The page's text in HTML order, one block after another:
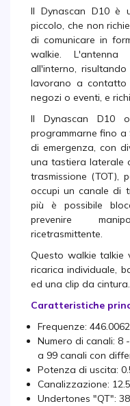
Il Dynascan D10 è
piccolo, che non
di comunicare in
walkie.
all'interno,
lavorano a contatto
negozi o eventi, e
Il Dynascan D10
programmarne fino a
di emergenza, con
una tastiera laterale
trasmissione (TOT),
occupi un canale di
più è possibile
prevenire
ricetrasmittente.
Questo walkie talkie
ricarica individuale,
ed una clip da cintura.
Caratteristiche
Frequenze:
Numero di canali: 8
a 99 canali con
Potenza di uscita:
Canalizzazione:
Undertones "QT": 38